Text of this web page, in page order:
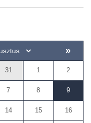
»
31 1 2
7 8 9
14 15 16